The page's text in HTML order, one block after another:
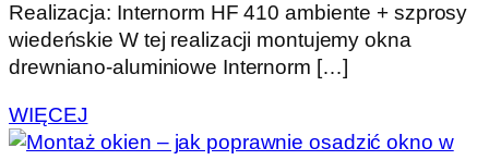
Realizacja: Internorm HF 410 ambiente + szprosy
wiedeńskie W tej realizacji montujemy okna
drewniano-aluminiowe Internorm […]
WIĘCEJ